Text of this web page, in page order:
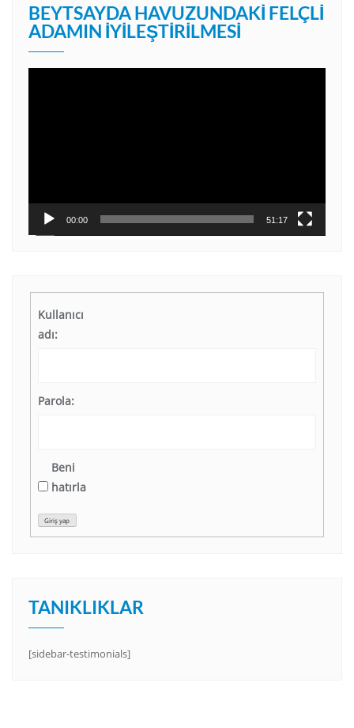
BEYTSAYDA HAVUZUNDAKI FELÇLI
ADAMIN İYILEŞTIRILMESI
00:00 51:17
Kullanıcı
adı:
Parola:
Beni
hatırla
Giriş yap
TANIKLIKLAR
[sidebar-testimonials]